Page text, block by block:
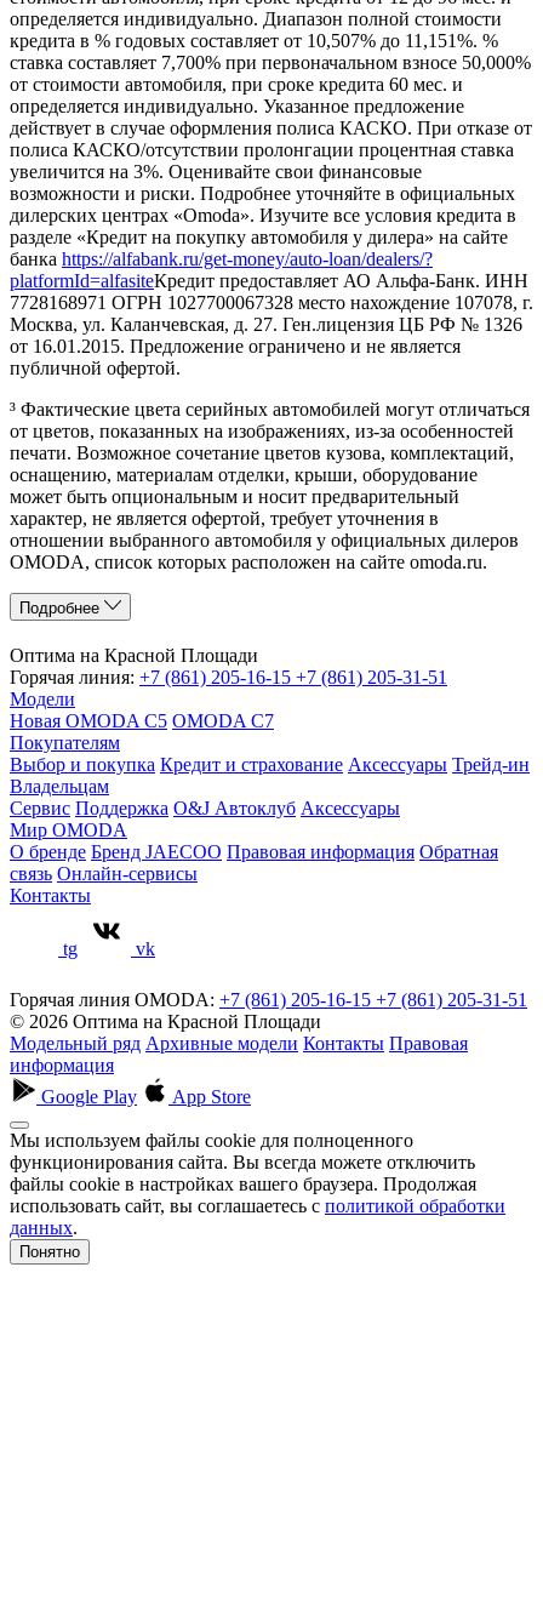
определяется индивидуально. Диапазон полной стоимости
кредита в % годовых составляет от 10,507% до 11,151%. %
ставка составляет 7,700% при первоначальном взносе 50,000%
от стоимости автомобиля, при сроке кредита 60 мес. и
определяется индивидуально. Указанное предложение
действует в случае оформления полиса КАСКО. При отказе от
полиса КАСКО/отсутствии пролонгации процентная ставка
увеличится на 3%. Оценивайте свои финансовые
возможности и риски. Подробнее уточняйте в официальных
дилерских центрах «Omoda». Изучите все условия кредита в
разделе «Кредит на покупку автомобиля у дилера» на сайте
банка https://alfabank.ru/get-money/auto-loan/dealers/?
platformId=alfasiteКредит предоставляет АО Альфа-Банк. ИНН
7728168971 ОГРН 1027700067328 место нахождение 107078, г.
Москва, ул. Каланчевская, д. 27. Ген.лицензия ЦБ РФ № 1326
от 16.01.2015. Предложение ограничено и не является
публичной офертой.
³ Фактические цвета серийных автомобилей могут отличаться
от цветов, показанных на изображениях, из-за особенностей
печати. Возможное сочетание цветов кузова, комплектаций,
оснащению, материалам отделки, крыши, оборудование
может быть опциональным и носит предварительный
характер, не является офертой, требует уточнения в
отношении выбранного автомобиля у официальных дилеров
OMODA, список которых расположен на сайте omoda.ru.
Подробнее
Оптима на Красной Площади
Горячая линия: +7 (861) 205-16-15 +7 (861) 205-31-51
Модели
Новая OMODA C5 OMODA C7
Покупателям
Выбор и покупка Кредит и страхование Аксессуары Трейд-ин
Владельцам
Сервис Поддержка O&J Автоклуб Аксессуары
Мир OMODA
О бренде Бренд JAECOO Правовая информация Обратная
связь Онлайн-сервисы
Контакты
tg vk
Горячая линия OMODA: +7 (861) 205-16-15 +7 (861) 205-31-51
© 2026 Оптима на Красной Площади
Модельный ряд Архивные модели Контакты Правовая
информация
Google Play
App Store
Мы используем файлы cookie для полноценного
функционирования сайта. Вы всегда можете отключить
файлы cookie в настройках вашего браузера. Продолжая
использовать сайт, вы соглашаетесь с политикой обработки
данных.
Понятно